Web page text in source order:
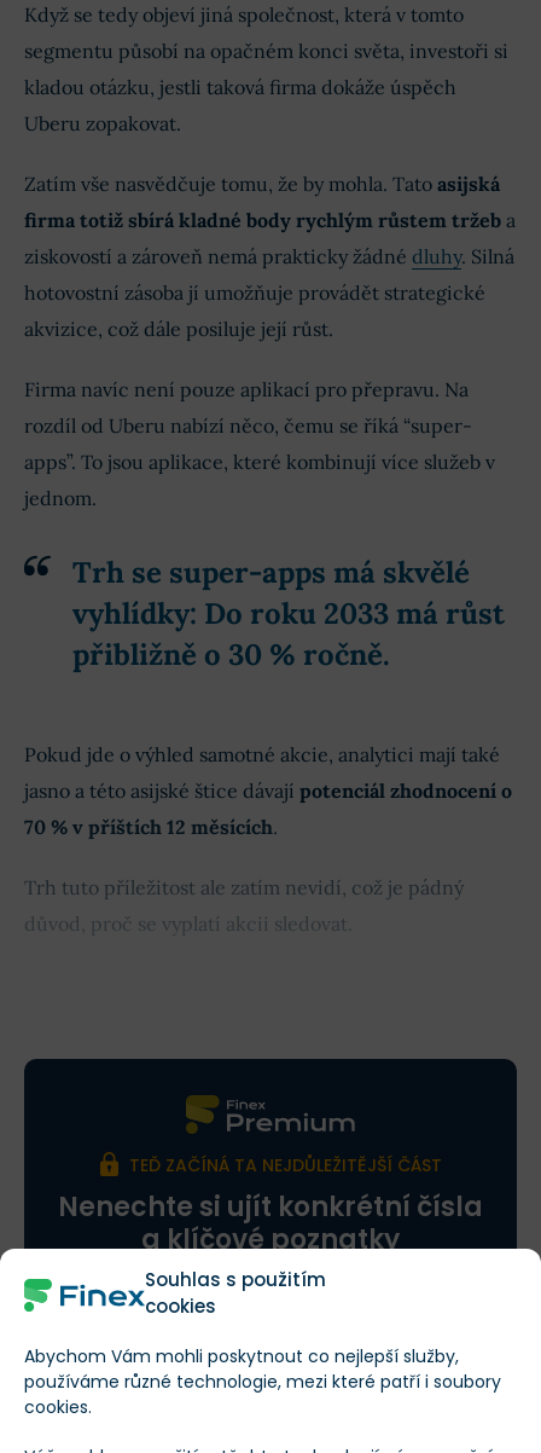
Souhlas s použitím
cookies
Abychom Vám mohli poskytnout co nejlepší služby,
používáme různé technologie, mezi které patří i soubory
cookies.
Když se tedy objeví jiná společnost, která v tomto
segmentu působí na opačném konci světa, investoři si
kladou otázku, jestli taková firma dokáže úspěch
Uberu zopakovat.
Zatím vše nasvědčuje tomu, že by mohla. Tato asijská
firma totiž sbírá kladné body rychlým růstem tržeb a
ziskovostí a zároveň nemá prakticky žádné dluhy. Silná
hotovostní zásoba jí umožňuje provádět strategické
akvizice, což dále posiluje její růst.
Firma navíc není pouze aplikací pro přepravu. Na
rozdíl od Uberu nabízí něco, čemu se říká “super-
apps”. To jsou aplikace, které kombinují více služeb v
jednom.
Trh se super-apps má skvělé
vyhlídky: Do roku 2033 má růst
přibližně o 30 % ročně.
Pokud jde o výhled samotné akcie, analytici mají také
jasno a této asijské štice dávají potenciál zhodnocení o
70 % v příštích 12 měsících.
Trh tuto příležitost ale zatím nevidí, což je pádný
důvod, proč se vyplatí akcii sledovat.
TEĎ ZAČÍNÁ TA NEJDŮLEŽITĚJŠÍ ČÁST
Nenechte si ujít konkrétní čísla
a klíčové poznatky
Přečteno: 13 % článku